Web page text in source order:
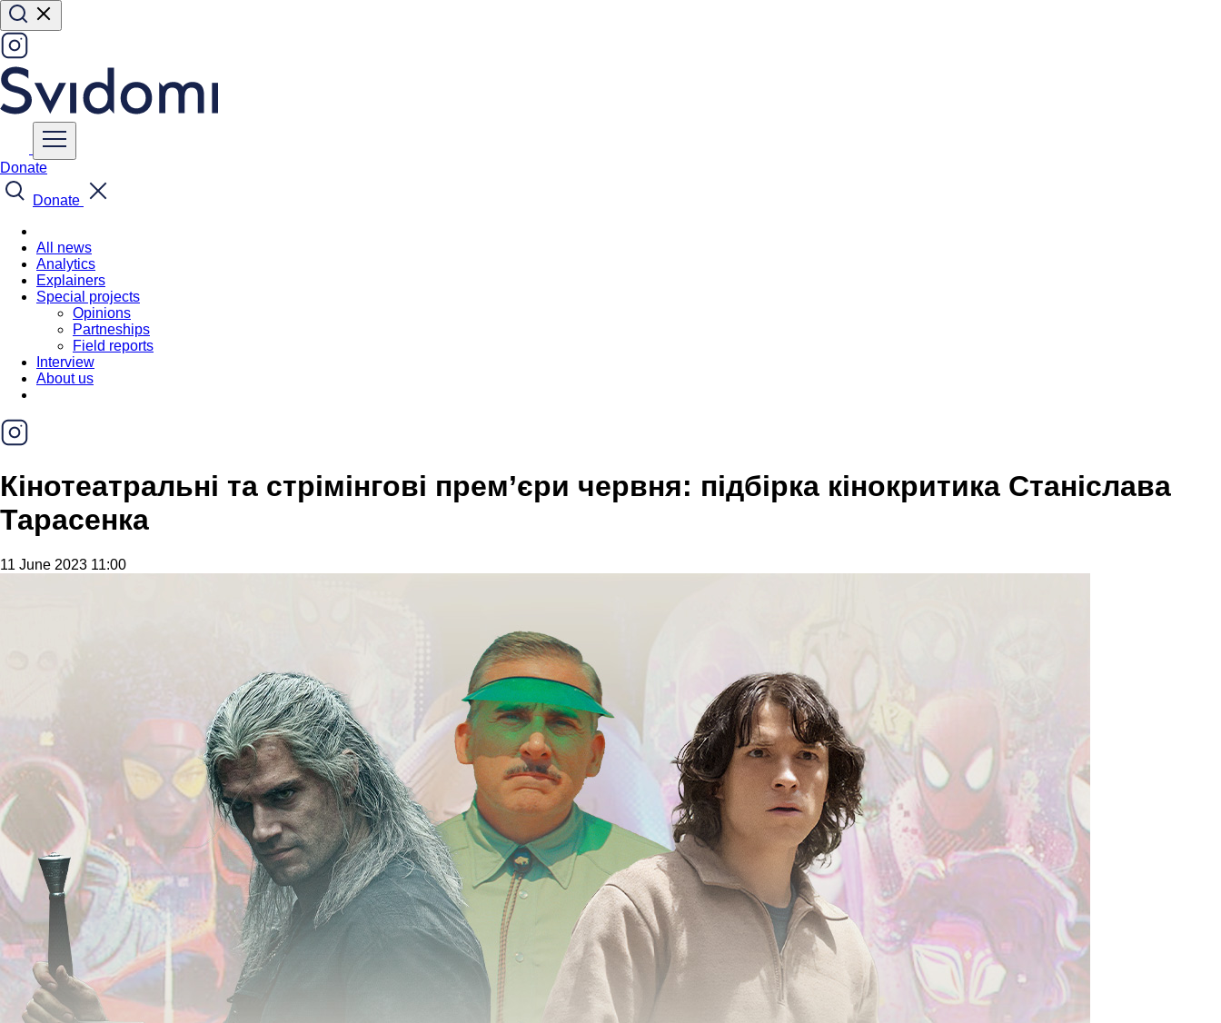
Donate
Donate
All news
Analytics
Explainers
Special projects
Opinions
Partneships
Field reports
Interview
About us
Кінотеатральні та стрімінгові прем’єри червня: підбірка кінокритика Станіслава
Тарасенка
11 June 2023 11:00